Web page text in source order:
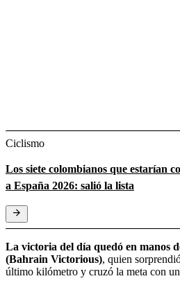
Ciclismo
Los siete colombianos que estarían
a España 2026: salió la lista
La victoria del día quedó en manos
(Bahrain Victorious), quien
último kilómetro y cruzó la meta con